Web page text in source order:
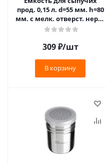
прод. 0,15 л. d=55 мм. h=80
мм. с мелк. отверст. нерж.
MGprof /1/ N
309₽/шт
В корзину